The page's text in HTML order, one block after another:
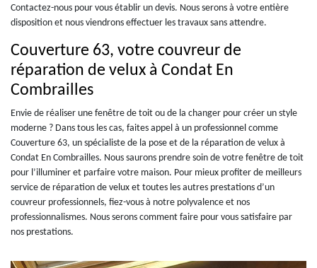
Contactez-nous pour vous établir un devis. Nous serons à votre entière
disposition et nous viendrons effectuer les travaux sans attendre.
Couverture 63, votre couvreur de
réparation de velux à Condat En
Combrailles
Envie de réaliser une fenêtre de toit ou de la changer pour créer un style
moderne ? Dans tous les cas, faites appel à un professionnel comme
Couverture 63, un spécialiste de la pose et de la réparation de velux à
Condat En Combrailles. Nous saurons prendre soin de votre fenêtre de toit
pour l’illuminer et parfaire votre maison. Pour mieux profiter de meilleurs
service de réparation de velux et toutes les autres prestations d’un
couvreur professionnels, fiez-vous à notre polyvalence et nos
professionnalismes. Nous serons comment faire pour vous satisfaire par
nos prestations.